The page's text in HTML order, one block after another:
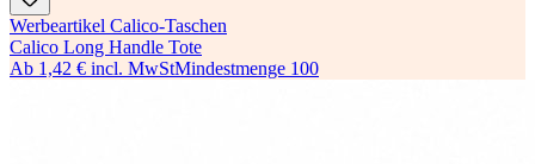
Werbeartikel Calico-Taschen
Calico Long Handle Tote
Ab 1,42 € incl. MwStMindestmenge 100